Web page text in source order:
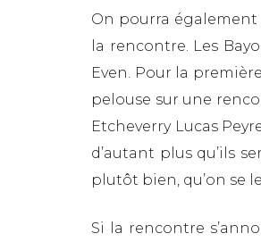
On pourra également
la rencontre. Les
Even. Pour la
pelouse sur une
Etcheverry Lucas
d’autant plus qu’ils
plutôt bien, qu’on se
Si la rencontre